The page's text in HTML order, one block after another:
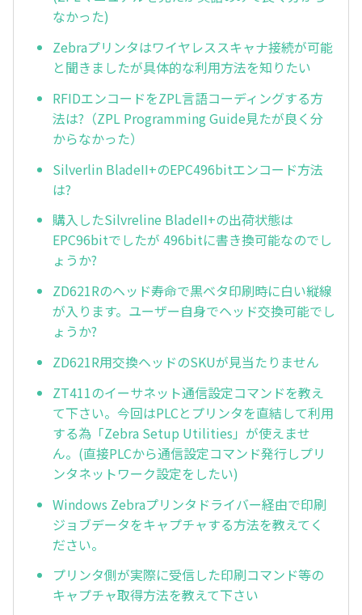
なかった)
Zebraプリンタはワイヤレススキャナ接続が可能
と聞きましたが具体的な利用方法を知りたい
RFIDエンコードをZPL言語コーディングする方
法は?（ZPL Programming Guide見たが良く分
からなかった）
Silverlin BladeII+のEPC496bitエンコード方法
は?
購入したSilvreline BladeII+の出荷状態は
EPC96bitでしたが 496bitに書き換可能なのでし
ょうか?
ZD621Rのヘッド寿命で黒ベタ印刷時に白い縦線
が入ります。ユーザー自身でヘッド交換可能でし
ょうか?
ZD621R用交換ヘッドのSKUが見当たりません
ZT411のイーサネット通信設定コマンドを教え
て下さい。今回はPLCとプリンタを直結して利用
する為「Zebra Setup Utilities」が使えませ
ん。(直接PLCから通信設定コマンド発行しプリ
ンタネットワーク設定をしたい)
Windows Zebraプリンタドライバー経由で印刷
ジョブデータをキャプチャする方法を教えてく
ださい。
プリンタ側が実際に受信した印刷コマンド等の
キャプチャ取得方法を教えて下さい